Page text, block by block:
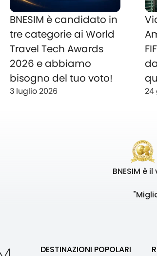
BNESIM è candidato in
tre categorie ai World
Travel Tech Awards
2026 e abbiamo
bisogno del tuo voto!
3 luglio 2026 24
BNESIM è
DESTINAZIONI POPOLARI